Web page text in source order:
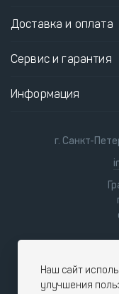
Доставка и оплата
Сервис и гарантия
Информация
г. Санкт-
Наш сайт
улучшения